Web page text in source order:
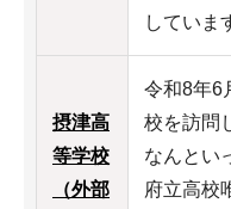
していま
摂津高
等学校
（外部
令和8年6
校を訪問
なんとい
府立高校